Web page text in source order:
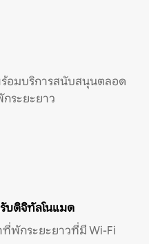
ร้อมบริการสนับสนุนตลอด
ระยะยาว
บดิจิทัลโนแมด
ที่พักระยะยาวที่มี Wi-Fi